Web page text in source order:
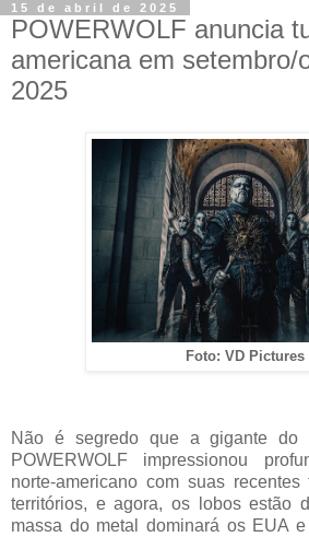
15 de abril de 2025
POWERWOLF anuncia
americana em setembro/
2025
Foto: VD Pictures
Não é segredo que a gigante do
POWERWOLF impressionou
norte-americano com suas
territórios, e agora, os lobos estão
massa do metal dominará os EUA